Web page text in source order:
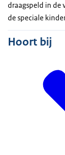
draagspeld in de
de speciale
Hoort bij